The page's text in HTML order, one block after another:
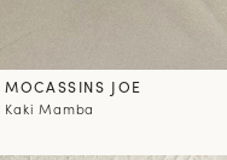
MOCASSINS JOE
Kaki Mamba